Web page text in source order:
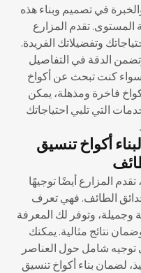
في تصميم وبناء هذه
المستوى. تقدم المزارع
وتفضيلاتك الفريدة.
الدقة في التفاصيل
كنت تبحث عن أكواخ
فاخرة ومذهلة، يمكن
التي تلبي احتياجاتك
أكواخ تنسيق
تقدم المزارع أيضًا توجيهًا
الطائف. فهي تعرف
وجميلة، وتوفر لك المعرفة
نتائج مثالية. يمكنك
توجيه شامل حول العناصر
لضمان بناء أكواخ تنسيق